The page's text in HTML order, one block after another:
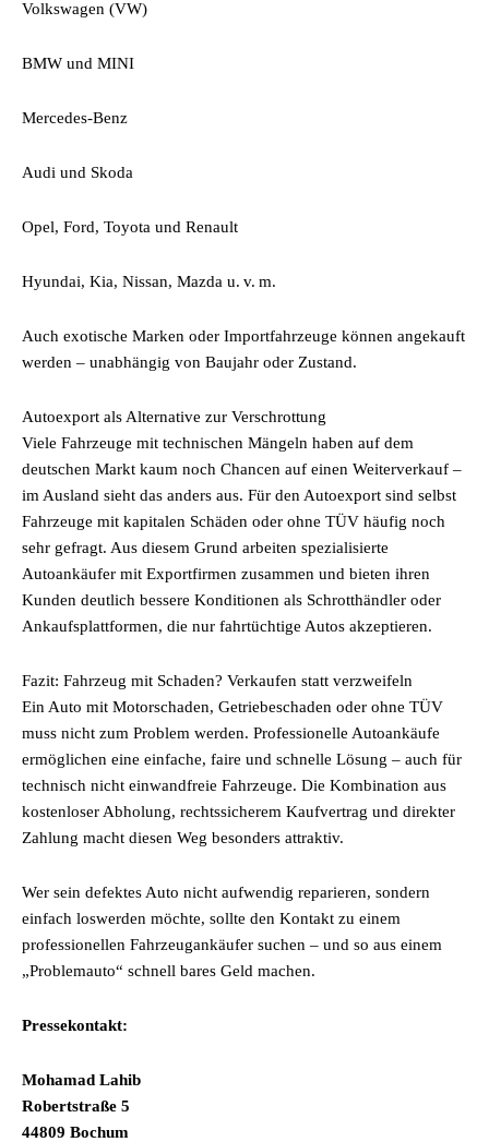
Volkswagen (VW)
BMW und MINI
Mercedes-Benz
Audi und Skoda
Opel, Ford, Toyota und Renault
Hyundai, Kia, Nissan, Mazda u. v. m.
Auch exotische Marken oder Importfahrzeuge können angekauft
werden – unabhängig von Baujahr oder Zustand.
Autoexport als Alternative zur Verschrottung
Viele Fahrzeuge mit technischen Mängeln haben auf dem
deutschen Markt kaum noch Chancen auf einen Weiterverkauf –
im Ausland sieht das anders aus. Für den Autoexport sind selbst
Fahrzeuge mit kapitalen Schäden oder ohne TÜV häufig noch
sehr gefragt. Aus diesem Grund arbeiten spezialisierte
Autoankäufer mit Exportfirmen zusammen und bieten ihren
Kunden deutlich bessere Konditionen als Schrotthändler oder
Ankaufsplattformen, die nur fahrtüchtige Autos akzeptieren.
Fazit: Fahrzeug mit Schaden? Verkaufen statt verzweifeln
Ein Auto mit Motorschaden, Getriebeschaden oder ohne TÜV
muss nicht zum Problem werden. Professionelle Autoankäufe
ermöglichen eine einfache, faire und schnelle Lösung – auch für
technisch nicht einwandfreie Fahrzeuge. Die Kombination aus
kostenloser Abholung, rechtssicherem Kaufvertrag und direkter
Zahlung macht diesen Weg besonders attraktiv.
Wer sein defektes Auto nicht aufwendig reparieren, sondern
einfach loswerden möchte, sollte den Kontakt zu einem
professionellen Fahrzeugankäufer suchen – und so aus einem
„Problemauto“ schnell bares Geld machen.
Pressekontakt:
Mohamad Lahib
Robertstraße 5
44809 Bochum